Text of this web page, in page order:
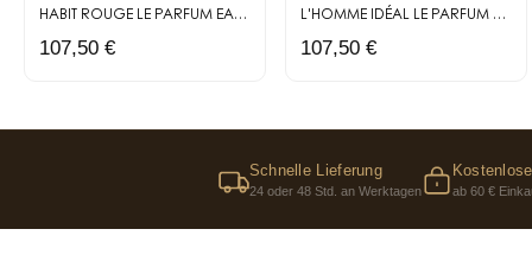
HABIT ROUGE LE PARFUM EAU DE PARFUM
107,50 €
L'HOMME IDÉAL LE PARFUM EAU
107,50 €
Schnelle Lieferung
24 oder 48 Std. an Werktagen ab 60 €